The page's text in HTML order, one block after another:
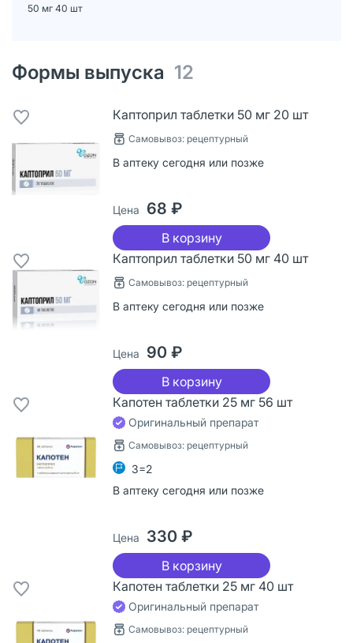
50 мг 40 шт
Формы выпуска 12
Каптоприл таблетки 50 мг 20 шт
Самовывоз: рецептурный
В аптеку сегодня или позже
Цена 68 ₽
В корзину
Каптоприл таблетки 50 мг 40 шт
Самовывоз: рецептурный
В аптеку сегодня или позже
Цена 90 ₽
В корзину
Капотен таблетки 25 мг 56 шт
Оригинальный препарат
Самовывоз: рецептурный
3=2
В аптеку сегодня или позже
Цена 330 ₽
В корзину
Капотен таблетки 25 мг 40 шт
Оригинальный препарат
Самовывоз: рецептурный